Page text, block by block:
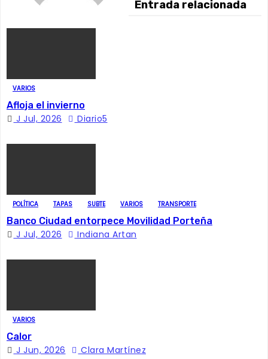
n
d
e
n
a
Entrada relacionada
VARIOS
Afloja el invierno
J Jul, 2026 Diario5
POLÍTICA TAPAS SUBTE VARIOS TRANSPORTE
Banco Ciudad entorpece Movilidad Porteña
J Jul, 2026 Indiana Artan
VARIOS
Calor
J Jun, 2026 Clara Martínez